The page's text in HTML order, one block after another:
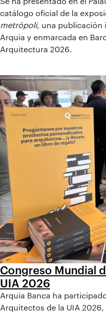
catálogo oficial de la
metrópoli, una publicación
Arquia y enmarcada en
Arquitectura 2026.
Congreso Mundial
UIA 2026
Arquia Banca ha
Arquitectos de la UIA